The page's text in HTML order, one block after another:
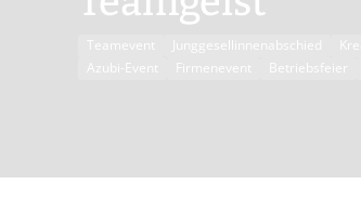
Teamevent Junggesellinnenabschied
Azubi-Event
Firmenevent Betriebsfeier